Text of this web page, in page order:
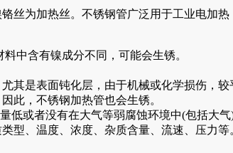
为加热丝。不锈钢管广泛用于工业电加
中含有镍成分不同，可能会生锈。
其是表面钝化层，由于机械或化学损伤，
此，不锈钢加热管也会生锈。
低或者没有在大气等弱腐蚀环境中(包括大
型、温度、浓度、杂质含量、流速、压力等